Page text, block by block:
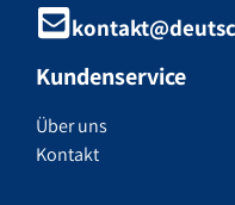
Kundenservice
Über uns
Kontakt